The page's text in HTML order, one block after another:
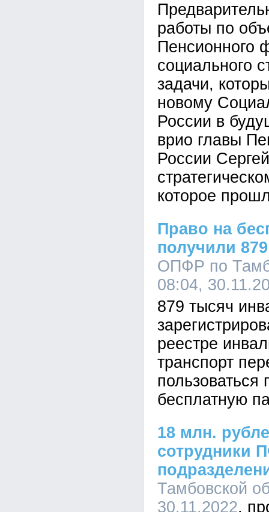
работы по
Пенсионного
социального
задачи,
новому
России в
врио главы
России
которое
Право на
получили
ОПФР по
08:04,
879 тысяч
реестре
транспорт
пользоваться
бесплатную
18 млн.
сотрудники
Тамбовской
30.11.2022